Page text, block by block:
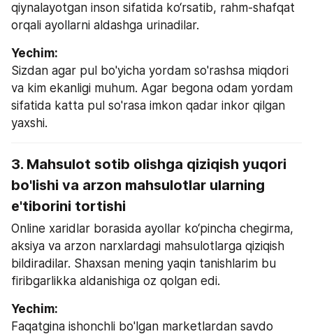
qiynalayotgan inson sifatida ko‘rsatib, rahm-shafqat
orqali ayollarni aldashga urinadilar.
Yechim:
Sizdan agar pul bo'yicha yordam so'rashsa miqdori
va kim ekanligi muhum. Agar begona odam yordam
sifatida katta pul so'rasa imkon qadar inkor qilgan
yaxshi.
3. Mahsulot sotib olishga qiziqish yuqori
bo'lishi va arzon mahsulotlar ularning
e'tiborini tortishi
Online xaridlar borasida ayollar ko‘pincha chegirma,
aksiya va arzon narxlardagi mahsulotlarga qiziqish
bildiradilar. Shaxsan mening yaqin tanishlarim bu
firibgarlikka aldanishiga oz qolgan edi.
Faqatgina ishonchli bo'lgan marketlardan savdo